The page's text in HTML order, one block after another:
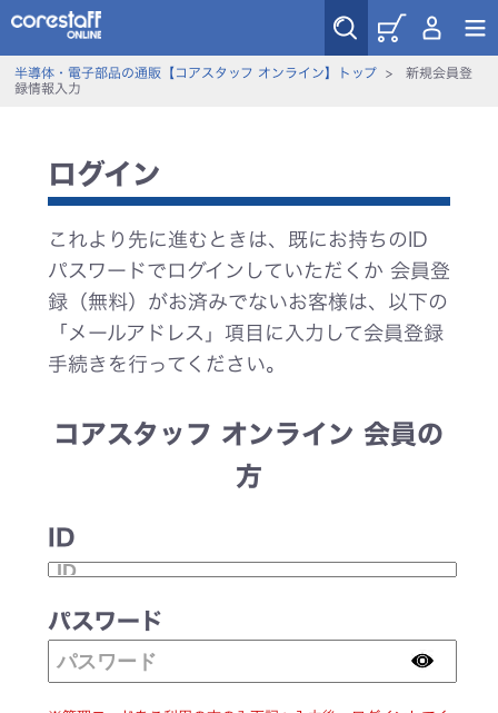
半導体・電子部品の通販【コアスタッフ オンライン】トップ> 新規会員登
録情報入力
ログイン
これより先に進むときは、既にお持ちのID
パスワードでログインしていただくか 会員登
録（無料）がお済みでないお客様は、以下の
「メールアドレス」項目に入力して会員登録
手続きを行ってください。
コアスタッフ オンライン 会員の
方
ID
パスワード